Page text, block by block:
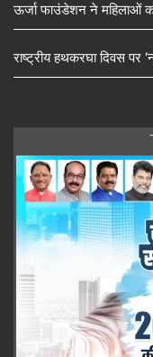
ऊर्जा फाउंडेशन ने महिलाओं
राष्ट्रीय हथकरघा दिवस पर